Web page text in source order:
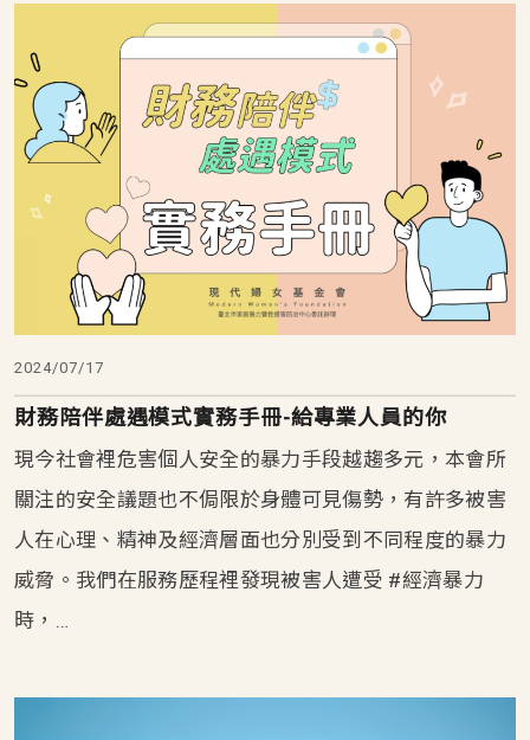
2024/07/17
財務陪伴處遇模式實務手冊-給專業人員的你
現今社會裡危害個人安全的暴力手段越趨多元，本會所
關注的安全議題也不侷限於身體可見傷勢，有許多被害
人在心理、精神及經濟層面也分別受到不同程度的暴力
威脅。我們在服務歷程裡發現被害人遭受 #經濟暴力
時，…